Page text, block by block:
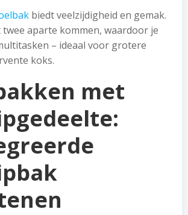
biedt veelzijdigheid en gemak.
aparte kommen, waardoor je
– ideaal voor grotere
koks.
met